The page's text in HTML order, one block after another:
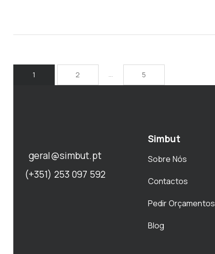
1 2 … 5
geral@simbut.pt
(+351) 253 097 592
Simbut
Sobre Nós
Contactos
Pedir Orçamentos
Blog